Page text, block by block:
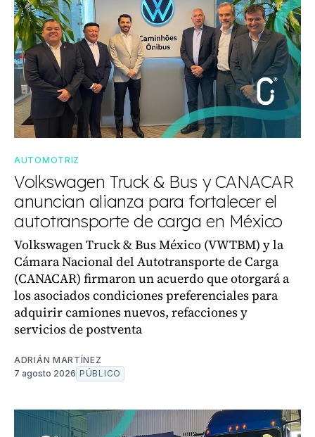
AUTOMOTRIZ
Volkswagen Truck & Bus y CANACAR
anuncian alianza para fortalecer el
autotransporte de carga en México
Volkswagen Truck & Bus México (VWTBM) y la
Cámara Nacional del Autotransporte de Carga
(CANACAR) firmaron un acuerdo que otorgará a
los asociados condiciones preferenciales para
adquirir camiones nuevos, refacciones y
servicios de postventa
ADRIÁN MARTÍNEZ
7 agosto 2026 PÚBLICO